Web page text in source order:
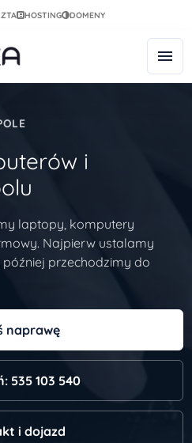
HOSTING DOMENY
i
laptopy, komputery
Najpierw ustalamy
przechodzimy do
naprawę
535 103 540
i dojazd